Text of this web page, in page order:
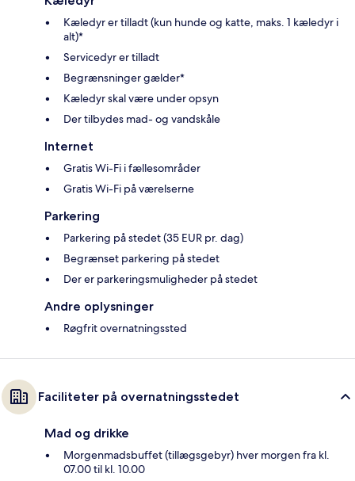
Kæledyr er tilladt (kun hunde og katte, maks. 1 kæledyr i
alt)*
Servicedyr er tilladt
Begrænsninger gælder*
Kæledyr skal være under opsyn
Der tilbydes mad- og vandskåle
Internet
Gratis Wi-Fi i fællesområder
Gratis Wi-Fi på værelserne
Parkering
Parkering på stedet (35 EUR pr. dag)
Begrænset parkering på stedet
Der er parkeringsmuligheder på stedet
Andre oplysninger
Røgfrit overnatningssted
Faciliteter på overnatningsstedet
Mad og drikke
Morgenmadsbuffet (tillægsgebyr) hver morgen fra kl.
07.00 til kl. 10.00